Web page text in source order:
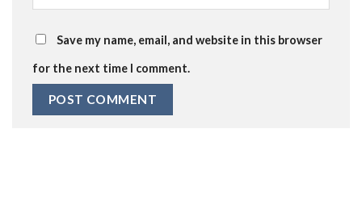
Save my name, email, and website in this browser
for the next time I comment.